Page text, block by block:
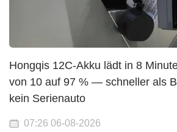
Hongqis 12C-Akku lädt in 8
von 10 auf 97 % — schneller als
kein Serienauto
07:26 06-08-2026